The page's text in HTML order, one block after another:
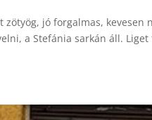
zötyög, jó forgalmas,
a Stefánia sarkán áll.